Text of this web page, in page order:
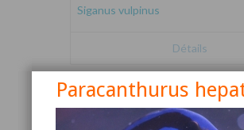
Siganus vulpinus
Détails
Paracanthurus